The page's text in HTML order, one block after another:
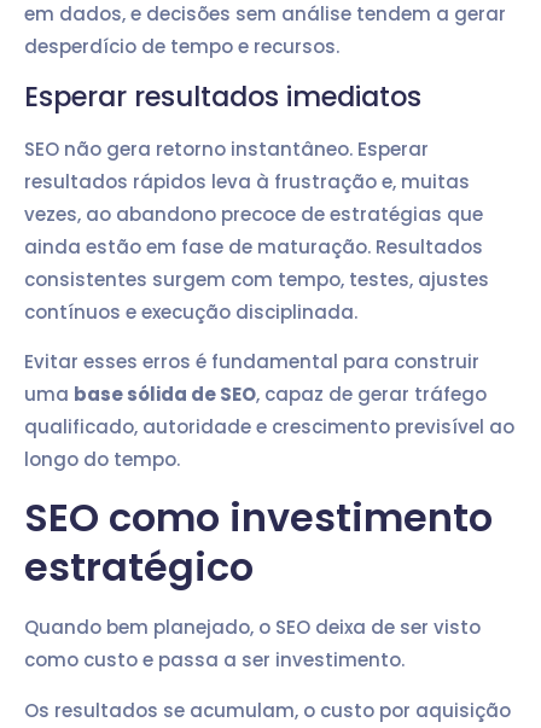
em dados, e decisões sem análise tendem a gerar
desperdício de tempo e recursos.
Esperar resultados imediatos
SEO não gera retorno instantâneo. Esperar
resultados rápidos leva à frustração e, muitas
vezes, ao abandono precoce de estratégias que
ainda estão em fase de maturação. Resultados
consistentes surgem com tempo, testes, ajustes
contínuos e execução disciplinada.
Evitar esses erros é fundamental para construir
uma base sólida de SEO, capaz de gerar tráfego
qualificado, autoridade e crescimento previsível ao
longo do tempo.
SEO como investimento
estratégico
Quando bem planejado, o SEO deixa de ser visto
como custo e passa a ser investimento.
Os resultados se acumulam, o custo por aquisição